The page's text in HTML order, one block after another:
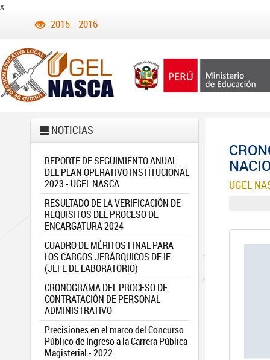
x
2015 2016
NOTICIAS
REPORTE DE SEGUIMIENTO ANUAL
DEL PLAN OPERATIVO INSTITUCIONAL
2023 - UGEL NASCA
RESULTADO DE LA VERIFICACIÓN DE
REQUISITOS DEL PROCESO DE
ENCARGATURA 2024
CUADRO DE MÉRITOS FINAL PARA
LOS CARGOS JERÁRQUICOS DE IE
(JEFE DE LABORATORIO)
CRONOGRAMA DEL PROCESO DE
CONTRATACIÓN DE PERSONAL
ADMINISTRATIVO
Precisiones en el marco del Concurso
Público de Ingreso a la Carrera Pública
Magisterial - 2022
UGEL